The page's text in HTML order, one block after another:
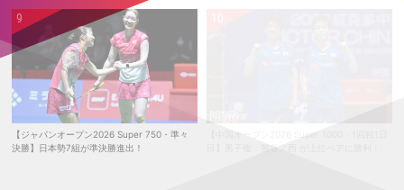
【ジャパンオープン2026 Super 750・準々
決勝】日本勢7組が準決勝進出！
【中国オープン2026 Super 1000・1回戦1日
目】男子複：熊谷／西 が上位ペアに勝利！